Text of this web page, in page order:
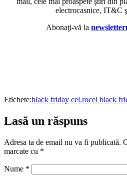
electrocasnice, IT&C
Abonaţi-vă la
Etichete:black friday cel.rocel black
Lasă un răspuns
Adresa ta de email nu va fi publicată.
marcate cu *
Nume *